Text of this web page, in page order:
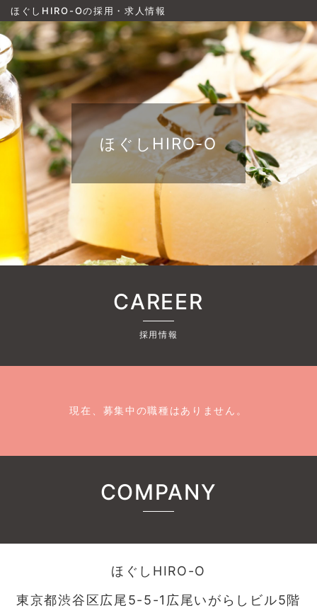
ほぐしHIRO-Oの採用・求人情報
ほぐしHIRO-O
CAREER
採用情報
現在、募集中の職種はありません。
COMPANY
ほぐしHIRO-O
東京都渋谷区広尾5-5-1広尾いがらしビル5階